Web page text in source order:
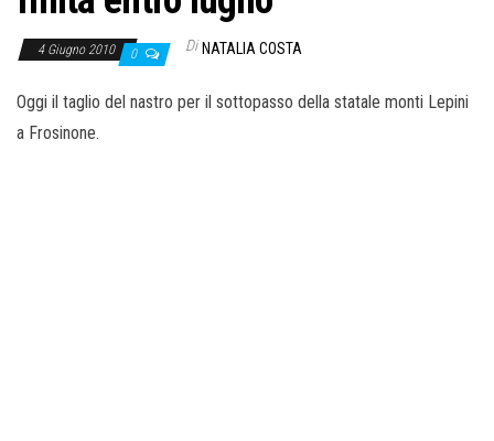
4 Giugno 2010 0 Di NATALIA COSTA
Oggi il taglio del nastro per il sottopasso della statale monti Lepini
a Frosinone.